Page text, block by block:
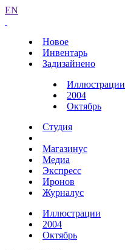
EN
Новое
Инвентарь
Задизайнено
Иллюстрации
2004
Октябрь
Студия
Магазинус
Медиа
Экспресс
Иронов
Журналус
Иллюстрации
2004
Октябрь